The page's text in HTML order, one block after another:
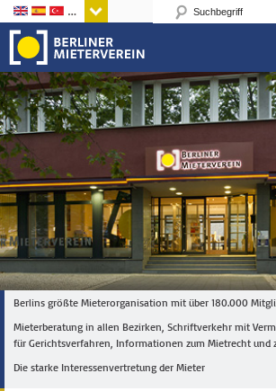
Sprachen
Berlins größte Mieterorganisation mit über 180.000
Mieterberatung in allen Bezirken, Schriftverkehr mit
für Gerichtsverfahren, Informationen zum Mietrecht und
Die starke Interessenvertretung der Mieter